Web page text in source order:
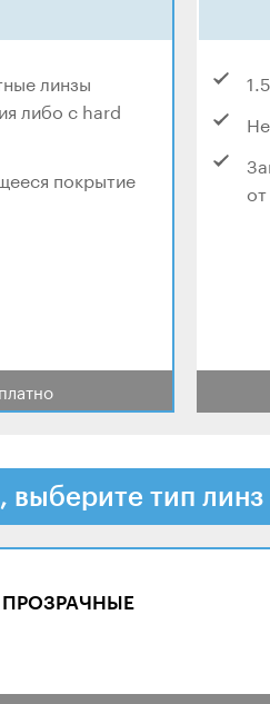
линзы
либо с hard
покрытие
выберите тип линз
ПРОЗРАЧНЫЕ